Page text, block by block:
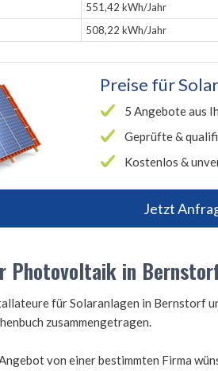
551,42 kWh/Jahr
508,22 kWh/Jahr
Preise für
5 Angebote aus
Geprüfte &
Kostenlos &
Jetzt
Photovoltaik in
für Solaranlagen in Bernstorf
zusammengetragen.
von einer bestimmten Firma